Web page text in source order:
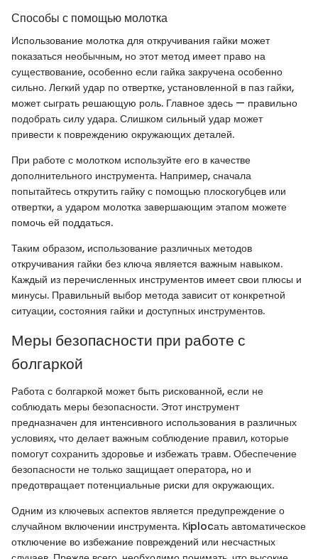
Способы с помощью молотка
Использование молотка для откручивания гайки может
показаться необычным, но этот метод имеет право на
существование, особенно если гайка закручена особенно
сильно. Легкий удар по отвертке, установленной в паз гайки,
может сыграть решающую роль. Главное здесь — правильно
подобрать силу удара. Слишком сильный удар может
привести к повреждению окружающих деталей.
При работе с молотком используйте его в качестве
дополнительного инструмента. Например, сначала
попытайтесь открутить гайку с помощью плоскогубцев или
отвертки, а ударом молотка завершающим этапом можете
помочь ей поддаться.
Таким образом, использование различных методов
откручивания гайки без ключа является важным навыком.
Каждый из перечисленных инструментов имеет свои плюсы и
минусы. Правильный выбор метода зависит от конкретной
ситуации, состояния гайки и доступных инструментов.
Меры безопасности при работе с
болгаркой
Работа с болгаркой может быть рискованной, если не
соблюдать меры безопасности. Этот инструмент
предназначен для интенсивного использования в различных
условиях, что делает важным соблюдение правил, которые
помогут сохранить здоровье и избежать травм. Обеспечение
безопасности не только защищает оператора, но и
предотвращает потенциальные риски для окружающих.
Одним из ключевых аспектов является предупреждение о
случайном включении инструмента. Кiplocать автоматическое
отключение во избежание повреждений или несчастных